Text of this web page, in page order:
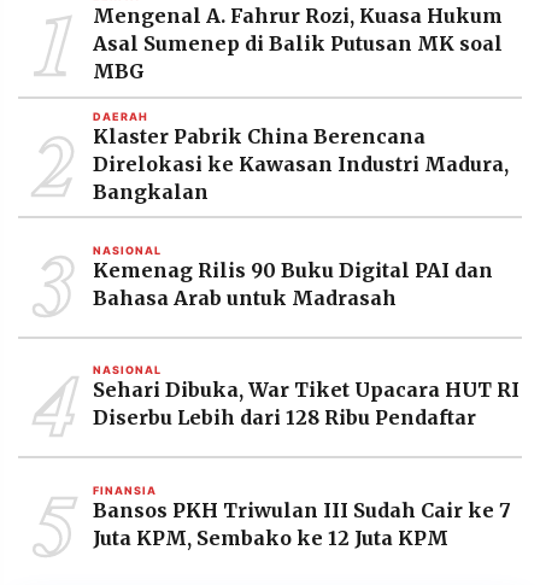
1
Mengenal A. Fahrur Rozi, Kuasa Hukum
Asal Sumenep di Balik Putusan MK soal
MBG
2 DAERAH
Klaster Pabrik China Berencana
Direlokasi ke Kawasan Industri Madura,
Bangkalan
3 NASIONAL
Kemenag Rilis 90 Buku Digital PAI dan
Bahasa Arab untuk Madrasah
4 NASIONAL
Sehari Dibuka, War Tiket Upacara HUT RI
Diserbu Lebih dari 128 Ribu Pendaftar
5 FINANSIA
Bansos PKH Triwulan III Sudah Cair ke 7
Juta KPM, Sembako ke 12 Juta KPM